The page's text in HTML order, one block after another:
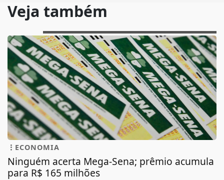
Veja também
ECONOMIA
Ninguém acerta Mega-Sena; prêmio acumula
para R$ 165 milhões